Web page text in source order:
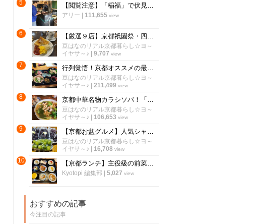
5 【閲覧注意】「稲福」で伏見稲荷名物のすずめの丸焼きを食べてきた！【名物】
アリー 111,655 view
6 【厳選９店】京都祇園祭・四条烏丸界隈のオススメ朝食☆老舗喫茶～おばんざい～野菜ビュッフェ
豆はなのリアル京都暮らし☆ヨ～
イヤサ～♪
9,707 view
7 行列覚悟！京都オススメの最強コスパで有名なランチ「厳選６店舗」【保存版】
豆はなのリアル京都暮らし☆ヨ～
イヤサ～♪
211,499 view
8 京都中華名物カラシソバ！「厳選５店」病みつきになる老舗の味【徹底比較】
豆はなのリアル京都暮らし☆ヨ～
イヤサ～♪
106,653 view
9 【京都お盆グルメ】人気シャインマスカットに行列☆京都市内穴場ぶどう名産地「竹村農園」
豆はなのリアル京都暮らし☆ヨ～
イヤサ～♪
16,708 view
10 【京都ランチ】主役級の前菜＋選べるメインで2800円〜 評判の新店中国料理「春花秋実」
Kyotopi 編集部 5,027 view
おすすめの記事
今注目の記事